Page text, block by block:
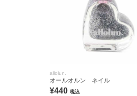
allolun.
オールオルン ネイル
¥440 税込